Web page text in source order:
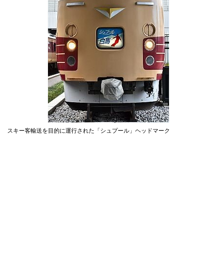
スキー客輸送を目的に運行された「シュプール」ヘッドマーク